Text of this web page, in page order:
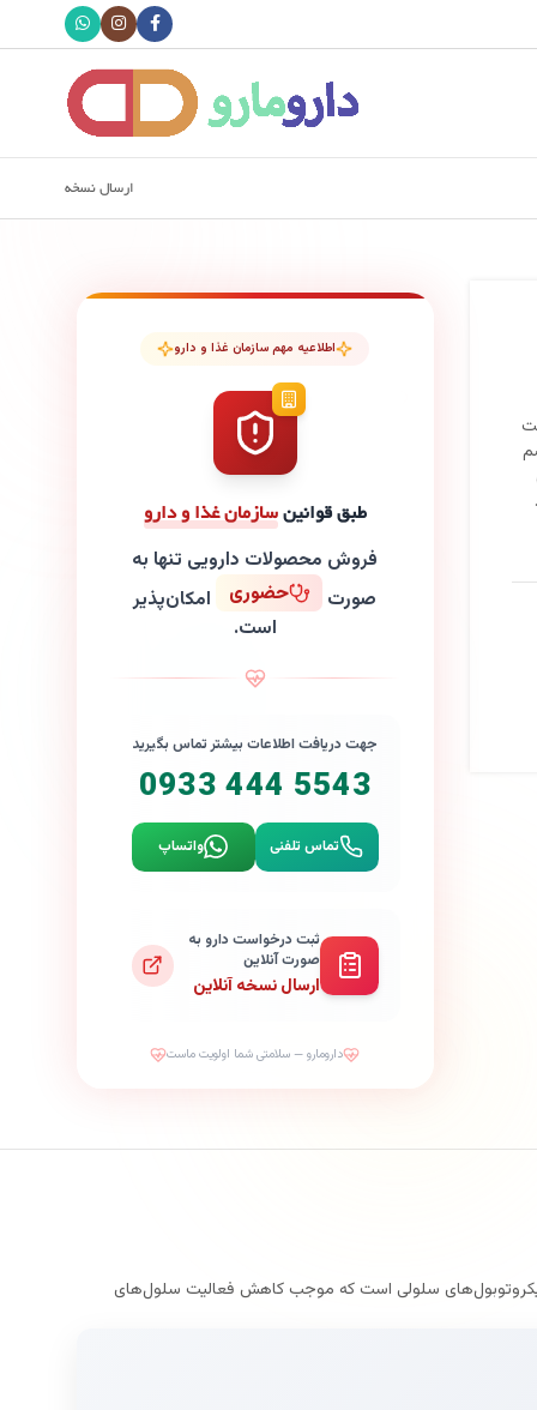
ارسال نسخه
اطلاعیه مهم سازمان غذا و دارو
طبق قوانینسازمان غذا و دارو
فروش محصولات دارویی تنها به
صورت
حضوری
امکان‌پذیر
است.
جهت دریافت اطلاعات بیشتر تماس بگیرید
0933 444 5543
تماس تلفنی واتساپ
ثبت درخواست دارو به
صورت آنلاین
ارسال نسخه آنلاین
دارومارو — سلامتی شما اولویت ماست
میکروتوبول‌های سلولی است که موجب کاهش فعالیت سلول‌های